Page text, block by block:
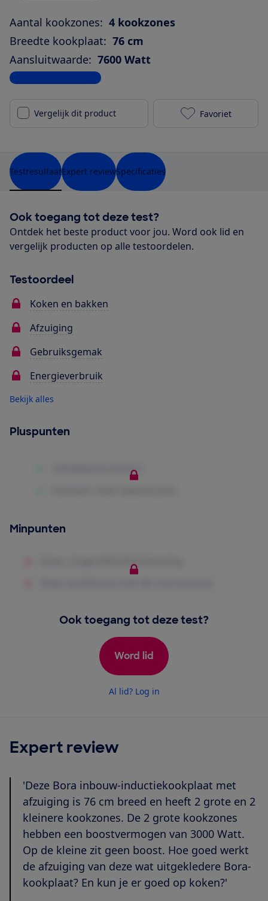
Aantal kookzones: 4 kookzones
Breedte kookplaat: 76 cm
Aansluitwaarde: 7600 Watt
Bekijk alle specificaties
Vergelijk dit product Bora GP4U
Favoriet
TestresultaatExpert reviewSpecificaties
Ook toegang tot deze test?
Ontdek het beste product voor jou. Word ook lid en
vergelijk producten op alle testoordelen.
Testoordeel
Koken en bakken
Afzuiging
Gebruiksgemak
Energieverbruik
Bekijk alles
Pluspunten
Minpunten
Ook toegang tot deze test?
Word lid
Al lid? Log in
Expert review
'Deze Bora inbouw-inductiekookplaat met
afzuiging is 76 cm breed en heeft 2 grote en 2
kleinere kookzones. De 2 grote kookzones
hebben een boostvermogen van 3000 Watt.
Op de kleine zit geen boost. Hoe goed werkt
de afzuiging van deze wat uitgekledere Bora-
kookplaat? En kun je er goed op koken?'